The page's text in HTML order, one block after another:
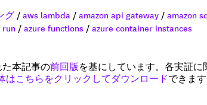
グ / aws lambda / amazon api gateway / amazon
run / azure functions / azure container instances
た本記事の前回版 を基にしています。各実証に
はこちらをクリックしてダウンロードできます